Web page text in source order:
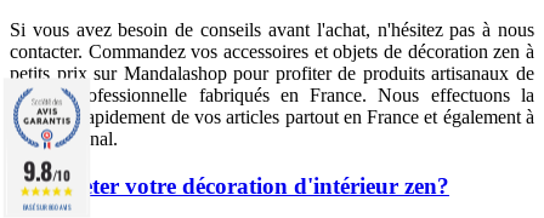
Si vous avez besoin de conseils avant l'achat, n'hésitez pas à nous
contacter. Commandez vos accessoires et objets de décoration zen à
petits prix sur Mandalashop pour profiter de produits artisanaux de
qualité professionnelle fabriqués en France. Nous effectuons la
livraison rapidement de vos articles partout en France et également à
l'international.
Où acheter votre décoration d'intérieur zen?
9.8/10
BASÉ SUR 860 AVIS